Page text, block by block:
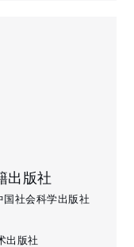
出版社
国社会科学出版社
出版社